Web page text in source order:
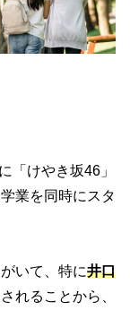
「けやき坂46」
業を同時にスタ
いて、特に井口
れることから、